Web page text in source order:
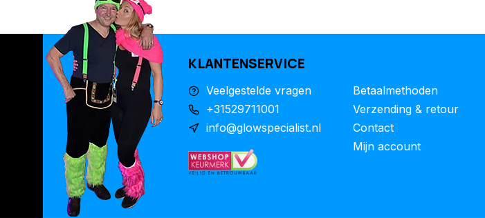
KLANTENSERVICE
Veelgestelde vragen
+31529711001
info@glowspecialist.nl
Betaalmethoden
Verzending & retour
Contact
Mijn account